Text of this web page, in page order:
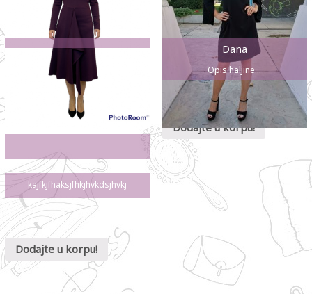
kajfkjfhaksjfhkjhvkdsjhvkj
Dodajte u korpu!
Dana
Opis haljine…
Dodajte u korpu!